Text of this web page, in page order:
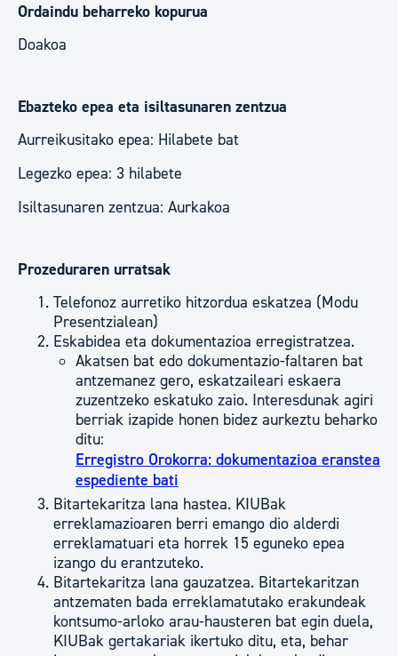
Ordaindu beharreko kopurua
Doakoa
Ebazteko epea eta isiltasunaren zentzua
Aurreikusitako epea: Hilabete bat
Legezko epea: 3 hilabete
Isiltasunaren zentzua: Aurkakoa
Prozeduraren urratsak
Telefonoz aurretiko hitzordua eskatzea (Modu
Presentzialean)
Eskabidea eta dokumentazioa erregistratzea.
Akatsen bat edo dokumentazio-faltaren bat
antzemanez gero, eskatzaileari eskaera
zuzentzeko eskatuko zaio. Interesdunak agiri
berriak izapide honen bidez aurkeztu beharko
ditu:
Erregistro Orokorra: dokumentazioa eranstea
espediente bati
Bitartekaritza lana hastea. KIUBak
erreklamazioaren berri emango dio alderdi
erreklamatuari eta horrek 15 eguneko epea
izango du erantzuteko.
Bitartekaritza lana gauzatzea. Bitartekaritzan
antzematen bada erreklamatutako erakundeak
kontsumo-arloko arau-hausteren bat egin duela,
KIUBak gertakariak ikertuko ditu, eta, behar